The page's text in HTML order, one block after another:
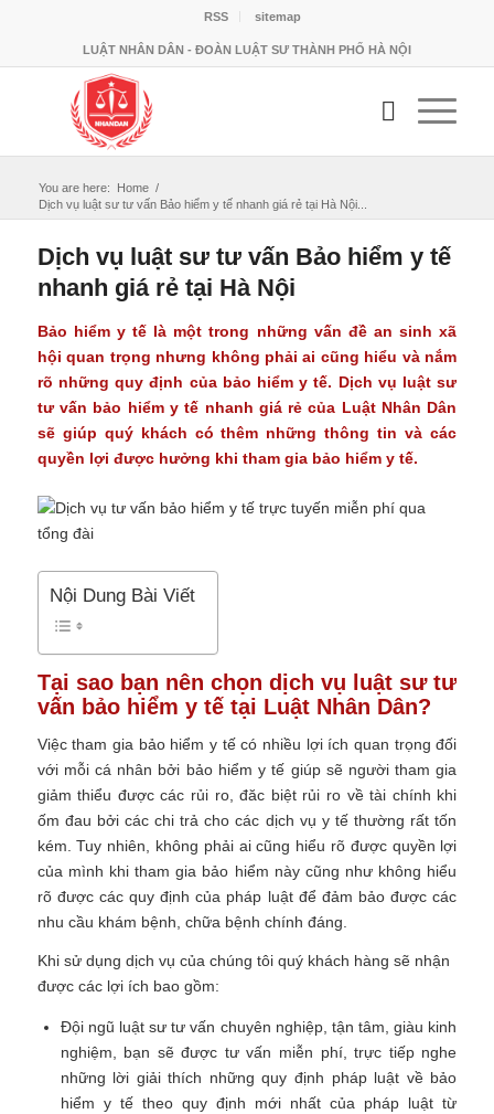
RSS sitemap
LUẬT NHÂN DÂN - ĐOÀN LUẬT SƯ THÀNH PHỐ HÀ NỘI
You are here: Home /
Dịch vụ luật sư tư vấn Bảo hiểm y tế nhanh giá rẻ tại Hà Nội...
Dịch vụ luật sư tư vấn Bảo hiểm y tế
nhanh giá rẻ tại Hà Nội
Bảo hiểm y tế là một trong những vấn đề an sinh xã
hội quan trọng nhưng không phải ai cũng hiểu và nắm
rõ những quy định của bảo hiểm y tế. Dịch vụ luật sư
tư vấn bảo hiểm y tế nhanh giá rẻ của Luật Nhân Dân
sẽ giúp quý khách có thêm những thông tin và các
quyền lợi được hưởng khi tham gia bảo hiểm y tế.
Nội Dung Bài Viết
Tại sao bạn nên chọn dịch vụ luật sư tư
vấn bảo hiểm y tế tại Luật Nhân Dân?
Việc tham gia bảo hiểm y tế có nhiều lợi ích quan trọng đối
với mỗi cá nhân bởi bảo hiểm y tế giúp sẽ người tham gia
giảm thiểu được các rủi ro, đăc biệt rủi ro về tài chính khi
ốm đau bởi các chi trả cho các dịch vụ y tế thường rất tốn
kém. Tuy nhiên, không phải ai cũng hiểu rõ được quyền lợi
của mình khi tham gia bảo hiểm này cũng như không hiểu
rõ được các quy định của pháp luật để đảm bảo được các
nhu cầu khám bệnh, chữa bệnh chính đáng.
Khi sử dụng dịch vụ của chúng tôi quý khách hàng sẽ nhận
được các lợi ích bao gồm:
Đội ngũ luật sư tư vấn chuyên nghiệp, tận tâm, giàu kinh
nghiệm, bạn sẽ được tư vấn miễn phí, trực tiếp nghe
những lời giải thích những quy định pháp luật về bảo
hiểm y tế theo quy định mới nhất của pháp luật từ